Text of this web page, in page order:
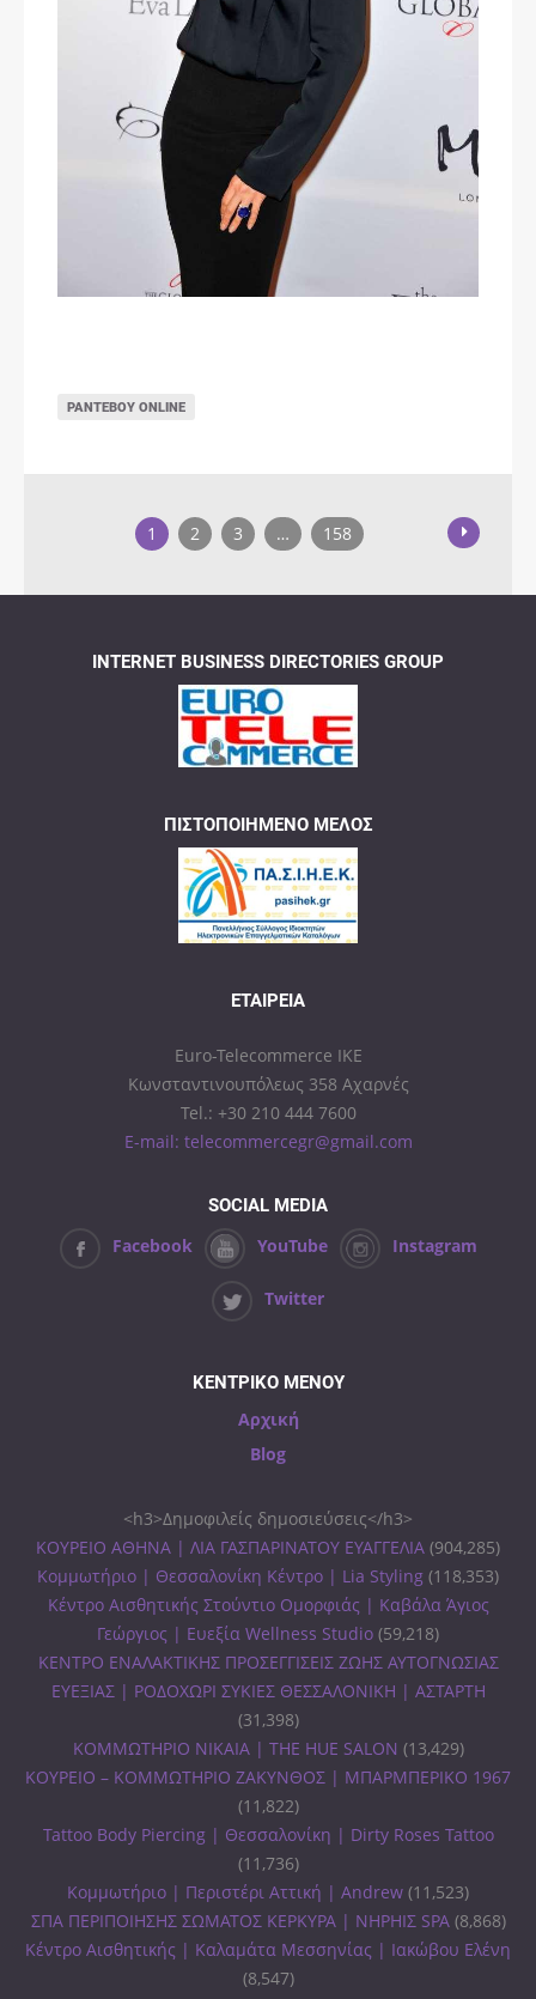
ΡΑΝΤΕΒΟΎ ONLINE
1 2 3 … 158
INTERNET BUSINESS DIRECTORIES GROUP
ΠΙΣΤΟΠΟΙΗΜΈΝΟ ΜΈΛΟΣ
ΕΤΑΙΡΕΊΑ
Euro-Telecommerce IKE
Κωνσταντινουπόλεως 358 Αχαρνές
Tel.: +30 210 444 7600
E-mail: telecommercegr@gmail.com
SOCIAL MEDIA
Facebook YouTube Instagram
Twitter
ΚΕΝΤΡΙΚΟ ΜΕΝΟΥ
Αρχική
Blog
<h3>Δημοφιλείς δημοσιεύσεις</h3>
ΚΟΥΡΕΙΟ ΑΘΗΝΑ | ΛΙΑ ΓΑΣΠΑΡΙΝΑΤΟΥ ΕΥΑΓΓΕΛΙΑ (904,285)
Κομμωτήριο | Θεσσαλονίκη Κέντρο | Lia Styling (118,353)
Κέντρο Αισθητικής Στούντιο Ομορφιάς | Καβάλα Άγιος
Γεώργιος | Ευεξία Wellness Studio (59,218)
ΚΕΝΤΡΟ ΕΝΑΛΑΚΤΙΚΗΣ ΠΡΟΣΕΓΓΙΣΕΙΣ ΖΩΗΣ ΑΥΤΟΓΝΩΣΙΑΣ
ΕΥΕΞΙΑΣ | ΡΟΔΟΧΩΡΙ ΣΥΚΙΕΣ ΘΕΣΣΑΛΟΝΙΚΗ | ΑΣΤΑΡΤΗ
(31,398)
ΚΟΜΜΩΤΗΡΙΟ ΝΙΚΑΙΑ | THE HUE SALON (13,429)
ΚΟΥΡΕΙΟ – ΚΟΜΜΩΤΗΡΙΟ ΖΑΚΥΝΘΟΣ | ΜΠΑΡΜΠΕΡΙΚΟ 1967
(11,822)
Tattoo Body Piercing | Θεσσαλονίκη | Dirty Roses Tattoo
(11,736)
Κομμωτήριο | Περιστέρι Αττική | Andrew (11,523)
ΣΠΑ ΠΕΡΙΠΟΙΗΣΗΣ ΣΩΜΑΤΟΣ ΚΕΡΚΥΡΑ | ΝΗΡΗΙΣ SPA (8,868)
Κέντρο Αισθητικής | Καλαμάτα Μεσσηνίας | Ιακώβου Ελένη
(8,547)